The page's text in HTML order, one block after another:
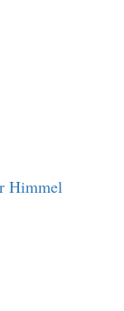
Himmel